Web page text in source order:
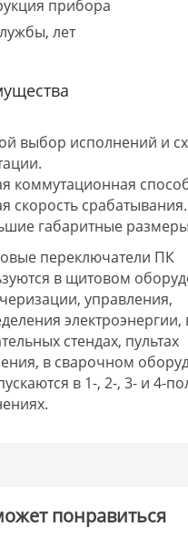
прибора
лет
выбор исполнений и
коммутационная
скорость срабатывания.
габаритные
переключатели ПК
в щитовом
управления,
электроэнергии,
стендах, пультах
в сварочном
в 1-, 2-, 3- и 4-
понравиться